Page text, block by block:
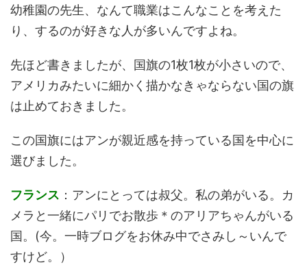
幼稚園の先生、なんて職業はこんなことを考えた
り、するのが好きな人が多いんですよね。
先ほど書きましたが、国旗の1枚1枚が小さいので、
アメリカみたいに細かく描かなきゃならない国の旗
は止めておきました。
この国旗にはアンが親近感を持っている国を中心に
選びました。
フランス ：アンにとっては叔父。私の弟がいる。カ
メラと一緒にパリでお散歩＊のアリアちゃんがいる
国。(今。一時ブログをお休み中でさみし～いんで
すけど。）